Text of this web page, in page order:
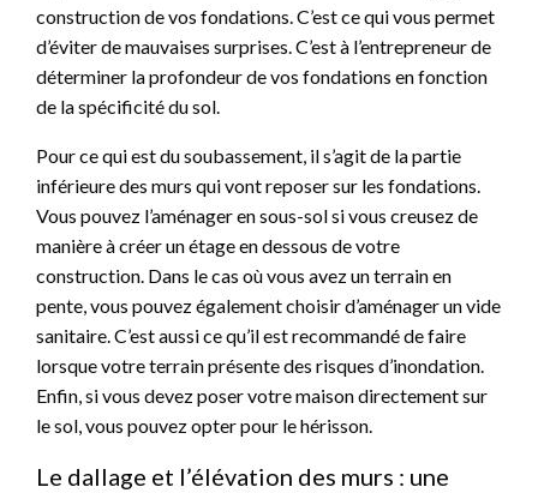
construction de vos fondations. C’est ce qui vous permet
d’éviter de mauvaises surprises. C’est à l’entrepreneur de
déterminer la profondeur de vos fondations en fonction
de la spécificité du sol.
Pour ce qui est du soubassement, il s’agit de la partie
inférieure des murs qui vont reposer sur les fondations.
Vous pouvez l’aménager en sous-sol si vous creusez de
manière à créer un étage en dessous de votre
construction. Dans le cas où vous avez un terrain en
pente, vous pouvez également choisir d’aménager un vide
sanitaire. C’est aussi ce qu’il est recommandé de faire
lorsque votre terrain présente des risques d’inondation.
Enfin, si vous devez poser votre maison directement sur
le sol, vous pouvez opter pour le hérisson.
Le dallage et l’élévation des murs : une